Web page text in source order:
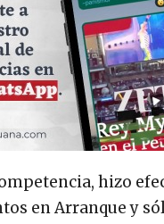
hizo
en Arranque y